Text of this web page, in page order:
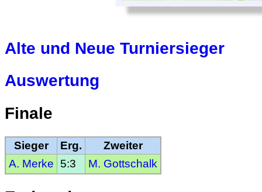
Alte und Neue Turniersieger
Auswertung
Finale
Sieger Erg.
Zweiter
A. Merke
5:3 M. Gottschalk